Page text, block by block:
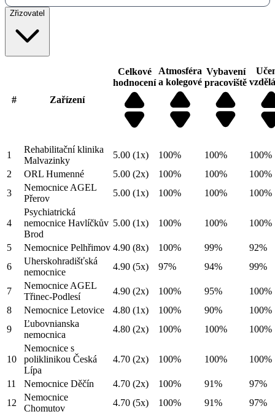
Zřizovatel
# Zařízení
Celkové
hodnocení
Atmosféra
a kolegové
Vybavení
pracoviště
1
Rehabilitační klinika
Malvazinky
5.00 (1x) 100% 100%
100%
2
ORL Humenné 5.00 (2x) 100% 100%
100%
3
Nemocnice AGEL
Přerov
5.00 (1x) 100% 100% 100%
4
Psychiatrická
nemocnice Havlíčkův
Brod
5.00 (1x) 100% 100% 100%
5 Nemocnice Pelhřimov 4.90 (8x) 100% 99%
92%
6
Uherskohradišťská
nemocnice
4.90 (5x) 97% 94% 99%
7
Nemocnice AGEL
Třinec-Podlesí
4.90 (2x) 100% 95%
100%
8
Nemocnice Letovice 4.80 (1x) 100% 90%
100%
9
Ľubovnianska
nemocnica
4.80 (2x) 100% 100% 100%
10
Nemocnice s
poliklinikou Česká
Lípa
4.70 (2x) 100% 100% 100%
11 Nemocnice Děčín 4.70 (2x) 100% 91%
97%
12
Nemocnice
Chomutov
4.70 (5x) 100% 91% 97%